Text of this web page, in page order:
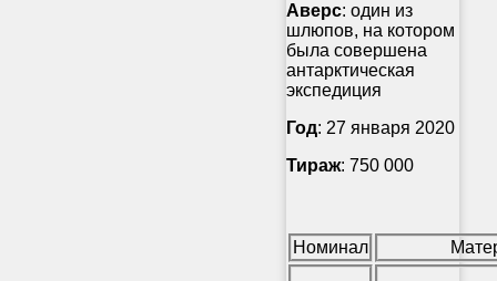
Аверс: один из
шлюпов, на котором
была совершена
антарктическая
экспедиция
Год: 27 января 2020
Тираж: 750 000
Номинал